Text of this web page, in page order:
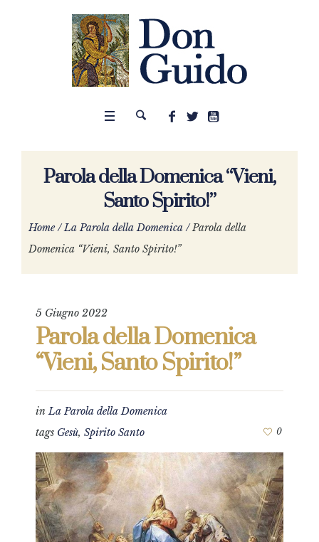
Parola della Domenica “Vieni,
Santo Spirito!”
Home /La Parola della Domenica /Parola della
Domenica “Vieni, Santo Spirito!”
5 Giugno 2022
Parola della Domenica
“Vieni, Santo Spirito!”
inLa Parola della Domenica
tags Gesù, Spirito Santo 0